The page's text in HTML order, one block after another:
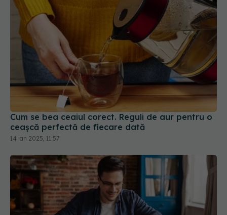
Cum se bea ceaiul corect. Reguli de aur pentru o
ceașcă perfectă de fiecare dată
14 ian 2025, 11:57